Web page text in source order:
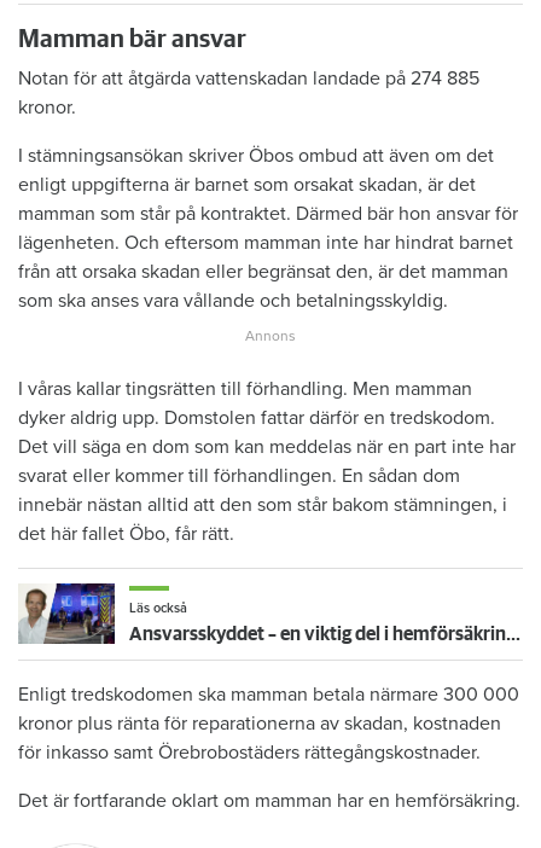
Mamman bär ansvar
Notan för att åtgärda vattenskadan landade på 274 885
kronor.
I stämningsansökan skriver Öbos ombud att även om det
enligt uppgifterna är barnet som orsakat skadan, är det
mamman som står på kontraktet. Därmed bär hon ansvar för
lägenheten. Och eftersom mamman inte har hindrat barnet
från att orsaka skadan eller begränsat den, är det mamman
som ska anses vara vållande och betalningsskyldig.
I våras kallar tingsrätten till förhandling. Men mamman
dyker aldrig upp. Domstolen fattar därför en tredskodom.
Det vill säga en dom som kan meddelas när en part inte har
svarat eller kommer till förhandlingen. En sådan dom
innebär nästan alltid att den som står bakom stämningen, i
det här fallet Öbo, får rätt.
Läs också
Ansvarsskyddet – en viktig del i hemförsäkringen
Enligt tredskodomen ska mamman betala närmare 300 000
kronor plus ränta för reparationerna av skadan, kostnaden
för inkasso samt Örebrobostäders rättegångskostnader.
Det är fortfarande oklart om mamman har en hemförsäkring.